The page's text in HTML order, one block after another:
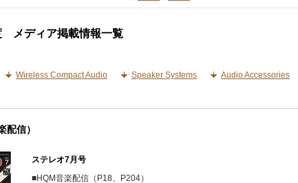
メディア掲載情報一覧
Wireless Compact Audio Speaker Systems Audio Accessories
配信）
ステレオ7月号
■HQM音楽配信（P18、P204）